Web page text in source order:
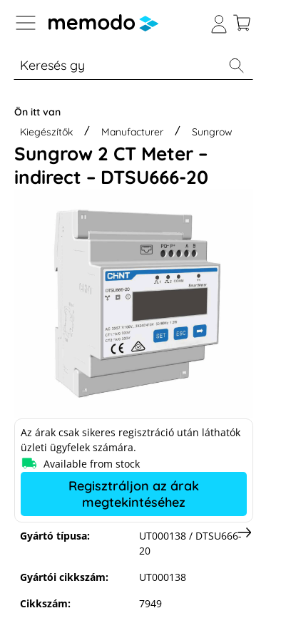
to B2B platform navigation
% Akció Otthoni energiatárolók
Ön itt van
Kiegészítők
Manufacturer Sungrow
Sungrow 2 CT Meter –
indirect – DTSU666-20
Sungrow 2 CT Meter – indirect –
DTSU666-20
Gyártó típusa:
UT000138 / DTSU666-
20
Gyártói cikkszám:
UT000138
Cikkszám:
7949
Az árak csak sikeres regisztráció után láthatók
üzleti ügyfelek számára.
Available from stock
Regisztráljon az árak
megtekintéséhez